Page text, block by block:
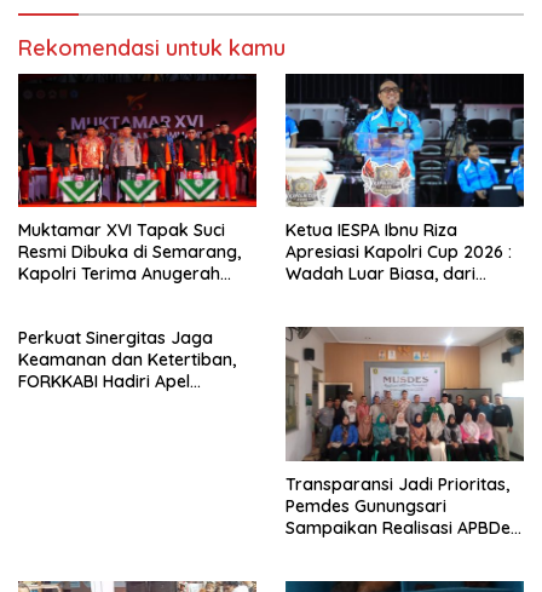
Rekomendasi untuk kamu
Muktamar XVI Tapak Suci
Resmi Dibuka di Semarang,
Kapolri Terima Anugerah
Ketua IESPA Ibnu Riza
Apresiasi Kapolri Cup 2026 :
Wadah Luar Biasa, dari
Perkuat Sinergitas Jaga
Keamanan dan Ketertiban,
FORKKABI Hadiri Apel
Transparansi Jadi Prioritas,
Pemdes Gunungsari
Sampaikan Realisasi APBDes